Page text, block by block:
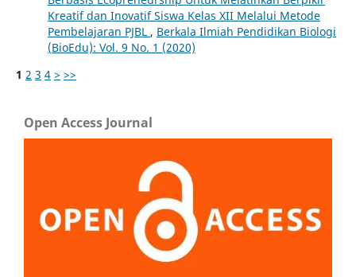
Kreatif dan Inovatif Siswa Kelas XII Melalui Metode
Pembelajaran PJBL , Berkala Ilmiah Pendidikan Biologi
(BioEdu): Vol. 9 No. 1 (2020)
1 2 3 4 > >>
Open Access Journal